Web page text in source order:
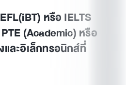
หรือ IELTS
(Academic) หรือ
ละอิเล็กทรอนิกส์ที่